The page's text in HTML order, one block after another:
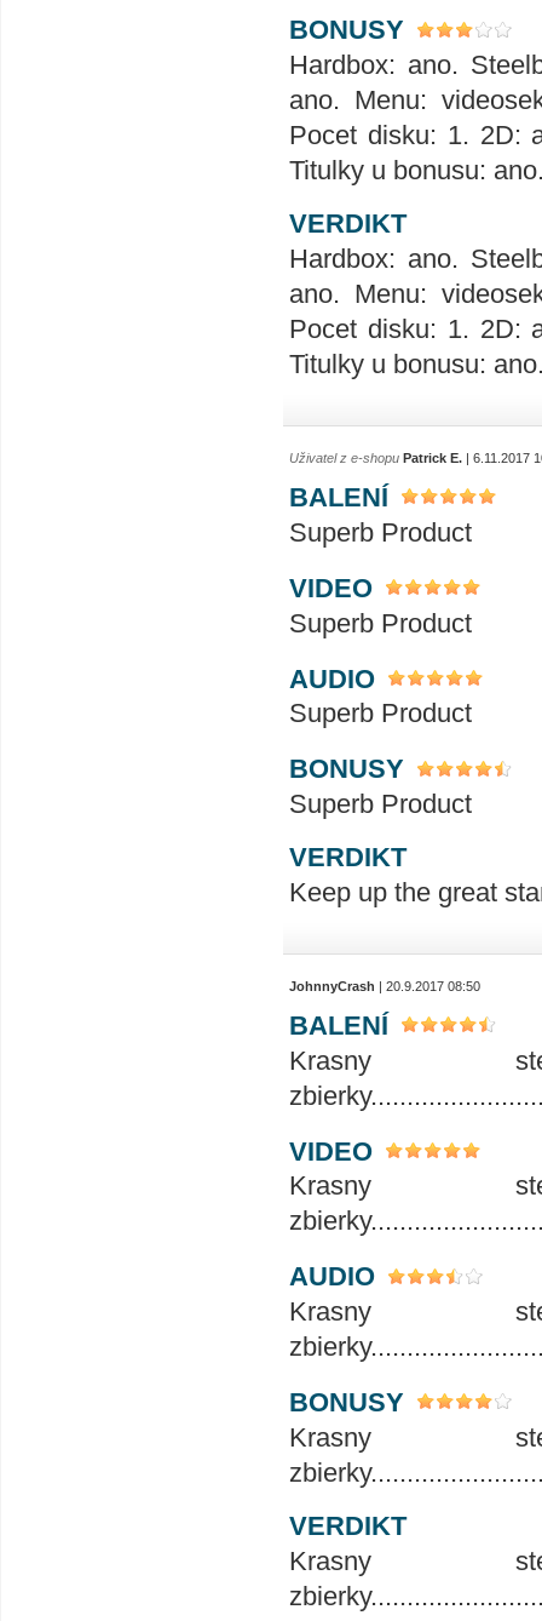
BONUSY
Hardbox: ano.
ano. Menu:
Pocet disku: 1. 2D:
Titulky u bonusu:
VERDIKT
Hardbox: ano.
ano. Menu:
Pocet disku: 1. 2D:
Titulky u bonusu:
Uživatel z e-shopu Patrick E. | 6.11.2017
BALENÍ
Superb Product
VIDEO
Superb Product
AUDIO
Superb Product
BONUSY
Superb Product
VERDIKT
Keep up the great
JohnnyCrash | 20.9.2017 08:50
BALENÍ
Krasny
VIDEO
Krasny
AUDIO
Krasny
BONUSY
Krasny
VERDIKT
Krasny